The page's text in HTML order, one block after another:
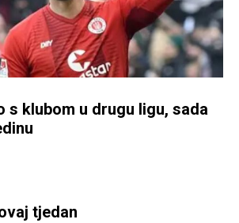
s klubom u drugu ligu, sada
tjedan